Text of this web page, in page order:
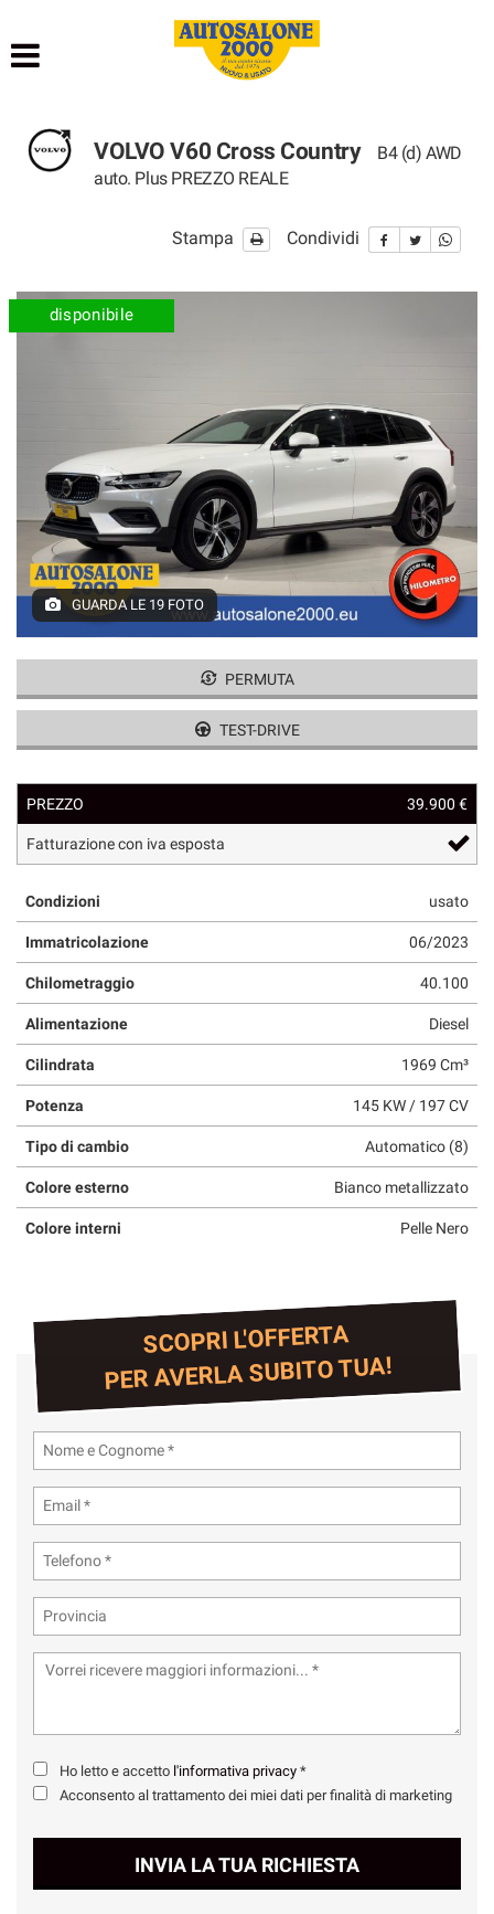
NOLEGGIO BREVE TERMINE
NOLEGGIO LUNGO TERMINE
ACQUISTIAMO USATO
CONTATTI
VOLVO V60 Cross Country
B4 (d) AWD
auto. Plus PREZZO REALE
Stampa Condividi
disponibile
GUARDA LE 19 FOTO
PERMUTA
TEST-DRIVE
PREZZO 39.900 €
Fatturazione con iva esposta
Condizioni usato
Immatricolazione 06/2023
Chilometraggio 40.100
Alimentazione Diesel
Cilindrata 1969 Cm³
Potenza 145 KW / 197 CV
Tipo di cambio Automatico (8)
Colore esterno Bianco metallizzato
Colore interni Pelle Nero
SCOPRI L'OFFERTA
PER AVERLA SUBITO TUA!
Ho letto e accetto l'informativa privacy *
Acconsento al trattamento dei miei dati per finalità di marketing
INVIA LA TUA RICHIESTA